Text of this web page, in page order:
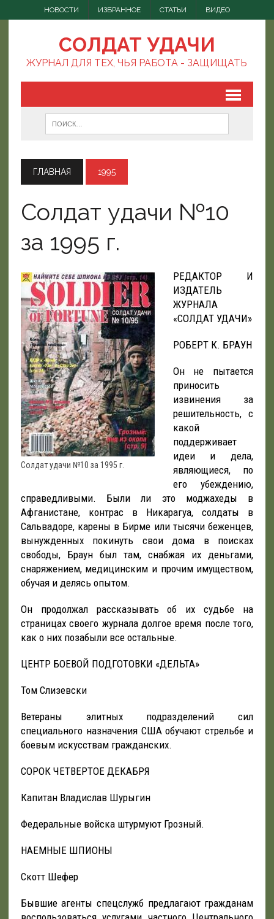
НОВОСТИ ИЗБРАННОЕ СТАТЬИ ВИДЕО
СОЛДАТ УДАЧИ
ЖУРНАЛ ДЛЯ ТЕХ, ЧЬЯ РАБОТА - ЗАЩИЩАТЬ
ГЛАВНАЯ 1995
Солдат удачи №10
за 1995 г.
Солдат удачи №10 за 1995 г.
РЕДАКТОР И
ИЗДАТЕЛЬ
ЖУРНАЛА
«СОЛДАТ УДАЧИ»
РОБЕРТ К. БРАУН
Он не пытается
приносить
извинения за
решительность, с
какой
поддерживает
идеи и дела,
являющиеся, по
его убеждению,
справедливыми. Были ли это моджахеды в
Афганистане, контрас в Никарагуа, солдаты в
Сальвадоре, карены в Бирме или тысячи беженцев,
вынужденных покинуть свои дома в поисках
свободы, Браун был там, снабжая их деньгами,
снаряжением, медицинским и прочим имуществом,
обучая и делясь опытом.
Он продолжал рассказывать об их судьбе на
страницах своего журнала долгое время после того,
как о них позабыли все остальные.
ЦЕНТР БОЕВОЙ ПОДГОТОВКИ «ДЕЛЬТА»
Том Слизевски
Ветераны элитных подразделений сил
специального назначения США обучают стрельбе и
боевым искусствам гражданских.
СОРОК ЧЕТВЕРТОЕ ДЕКАБРЯ
Капитан Владислав Шурыгин
Федеральные войска штурмуют Грозный.
НАЕМНЫЕ ШПИОНЫ
Скотт Шефер
Бывшие агенты спецслужб предлагают гражданам